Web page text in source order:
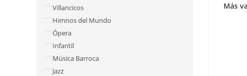
Villancicos
Himnos del Mundo
Ópera
Infantil
Música Barroca
Jazz
Más